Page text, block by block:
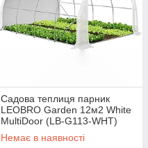
Садова теплиця парник
LEOBRO Garden 12м2 White
MultiDoor (LB-G113-WHT)
Немає в наявності